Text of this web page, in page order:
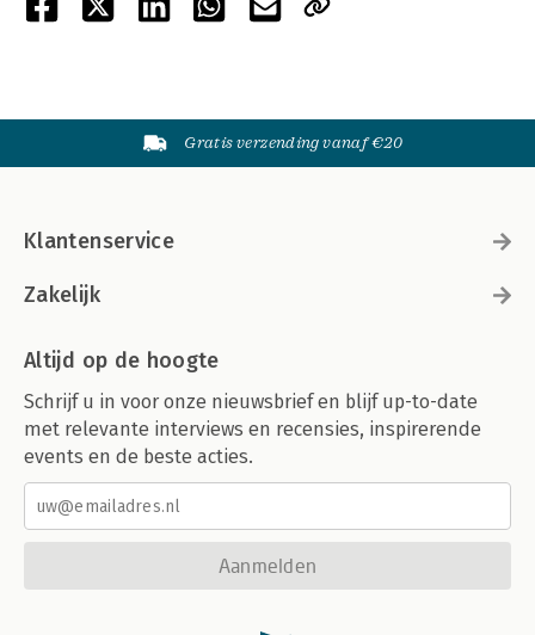
Gratis verzending vanaf €20
Klantenservice
Zakelijk
Altijd op de hoogte
Schrijf u in voor onze nieuwsbrief en blijf up-to-date
met relevante interviews en recensies, inspirerende
events en de beste acties.
Aanmelden